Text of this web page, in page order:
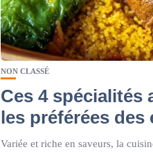
NON CLASSÉ
Ces 4 spécialités
les préférées des
Variée et riche en saveurs, la